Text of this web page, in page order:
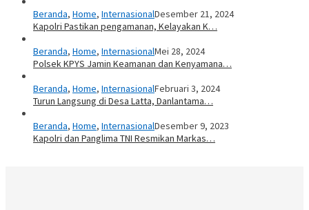
Beranda, Home, InternasionalDesember 21, 2024
Kapolri Pastikan pengamanan, Kelayakan K…
Beranda, Home, InternasionalMei 28, 2024
Polsek KPYS Jamin Keamanan dan Kenyamana…
Beranda, Home, InternasionalFebruari 3, 2024
Turun Langsung di Desa Latta, Danlantama…
Beranda, Home, InternasionalDesember 9, 2023
Kapolri dan Panglima TNI Resmikan Markas…